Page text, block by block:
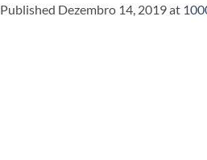
Published Dezembro 14, 2019at